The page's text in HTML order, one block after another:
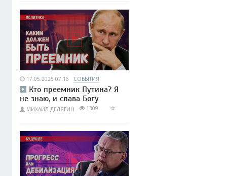
17.05.2025 07:16 СОБЫТИЯ
Кто преемник Путина? Я
не знаю, и слава Богу
МИХАИЛ ДЕЛЯГИН 1309